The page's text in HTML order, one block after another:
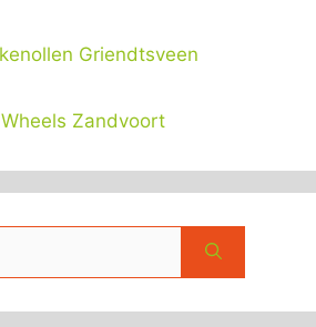
Griendtsveen
Zandvoort